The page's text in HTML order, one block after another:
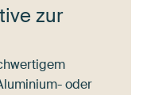
zur
oder